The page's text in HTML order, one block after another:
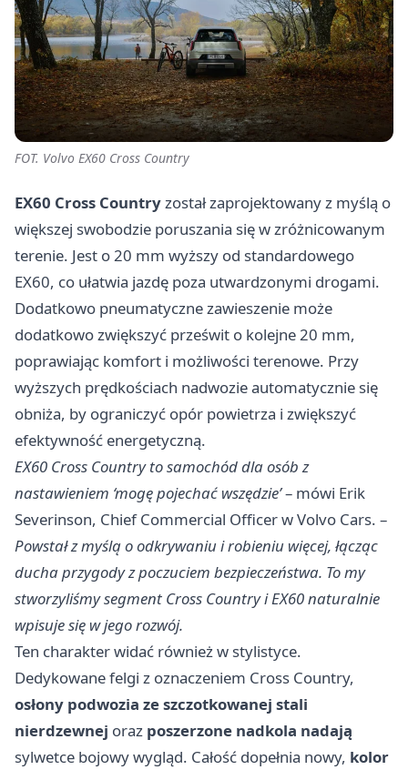
FOT. Volvo EX60 Cross Country
EX60 Cross Countryzostał zaprojektowany z myślą o
większej swobodzie poruszania się w zróżnicowanym
terenie. Jest o 20 mm wyższy od standardowego
EX60, co ułatwia jazdę poza utwardzonymi drogami.
Dodatkowo pneumatyczne zawieszenie może
dodatkowo zwiększyć prześwit o kolejne 20 mm,
poprawiając komfort i możliwości terenowe. Przy
wyższych prędkościach nadwozie automatycznie się
obniża, by ograniczyć opór powietrza i zwiększyć
efektywność energetyczną.
EX60 Cross Country to samochód dla osób z
nastawieniem ‘mogę pojechać wszędzie’– mówi Erik
Severinson, Chief Commercial Officer w Volvo Cars. –
Powstał z myślą o odkrywaniu i robieniu więcej, łącząc
ducha przygody z poczuciem bezpieczeństwa. To my
stworzyliśmy segment Cross Country i EX60 naturalnie
wpisuje się w jego rozwój.
Ten charakter widać również w stylistyce.
Dedykowane felgi z oznaczeniem Cross Country,
osłony podwozia ze szczotkowanej stali
nierdzewnej oraz poszerzone nadkola nadają
sylwetce bojowy wygląd. Całość dopełnia nowy, kolor